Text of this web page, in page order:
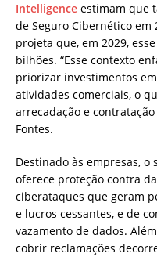
Intelligence estimam que
de Seguro Cibernético em
projeta que, em 2029,
bilhões. “Esse contexto
priorizar investimentos
atividades comerciais, o
arrecadação e
Fontes.
Destinado às empresas, o
oferece proteção contra
ciberataques que geram
e lucros cessantes, e de
vazamento de dados.
cobrir reclamações